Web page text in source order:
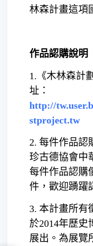
林森計畫這項
作品認購說明
1.《木林森計
址：
http://
stproject.tw
2. 每件作品認
珍古德協會中
每件作品認購
件，歡迎踴躍
3. 本計畫所有
於2014年歷史
展出。為展覽